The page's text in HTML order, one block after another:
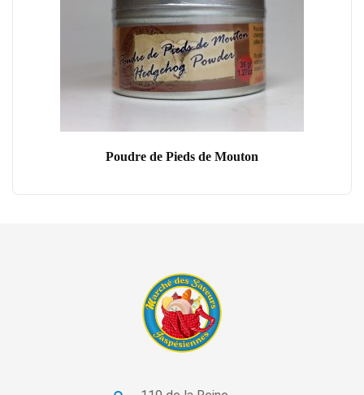
Poudre de Pieds de Mouton